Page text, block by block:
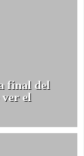
final del
el